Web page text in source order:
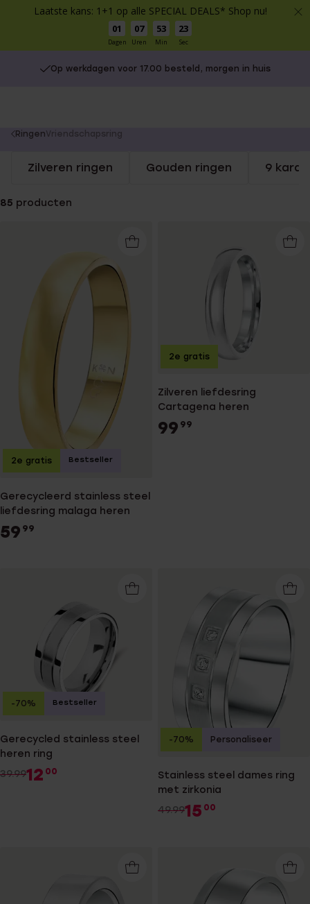
Laatste kans: 1+1 op alle SPECIAL DEALS* Shop nu!
01
Dagen
07
Uren
53
Min
23
Sec
Op werkdagen voor 17.00 besteld, morgen in huis
Gratis verzending vanaf €49
You
here:
RingenVriendschapsring
Zilveren ringen Gouden ringen 9
85 producten
Gerecycleerd stainless steel
liefdesring malaga heren
59 99
2e gratis Bestseller
Zilveren liefdesring
Cartagena heren
99 99
2e gratis
Gerecycled stainless steel
heren ring
39.9912 00
-70% Bestseller
Stainless steel dames ring
met zirkonia
49.9915 00
-70% Personaliseer